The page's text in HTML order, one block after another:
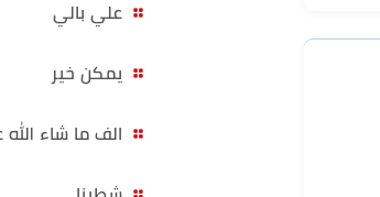
علي بالي
يمكن خير
الف ما شاء الله